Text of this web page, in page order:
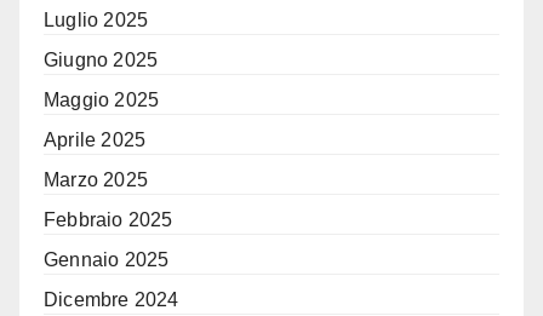
Luglio 2025
Giugno 2025
Maggio 2025
Aprile 2025
Marzo 2025
Febbraio 2025
Gennaio 2025
Dicembre 2024